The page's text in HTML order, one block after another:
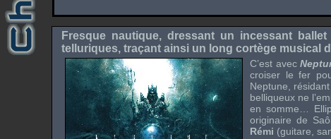
Fresque nautique, dressant un incessant
telluriques, traçant ainsi un long cortège musical
C’est avec
croiser le fer
Neptune,
belliqueux ne
en somme…
originaire de
Rémi (guitare,